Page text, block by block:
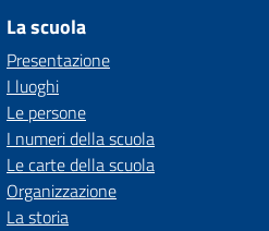
La scuola
Presentazione
I luoghi
Le persone
I numeri della scuola
Le carte della scuola
Organizzazione
La storia